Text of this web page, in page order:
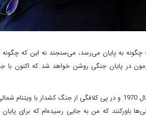
به پایان می‌رسد، می‌سنجند نه این که چگونه
در پایان جنگی روشن خواهد شد که اکنون با
«ریچارد نیکسون» رئیس جمهور سابق ایالات متحده آمریکا در ابتدای سال 1970 و در پی
باورکنند که من به جایی رسیده‌ام که برای